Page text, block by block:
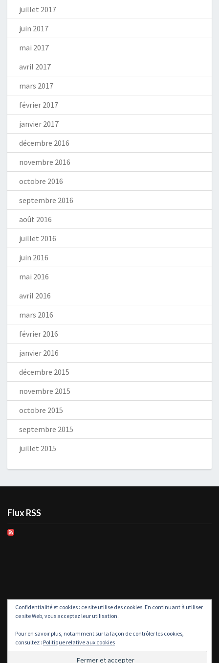
juillet 2017
juin 2017
mai 2017
avril 2017
mars 2017
février 2017
janvier 2017
décembre 2016
novembre 2016
octobre 2016
septembre 2016
août 2016
juillet 2016
juin 2016
mai 2016
avril 2016
mars 2016
février 2016
janvier 2016
décembre 2015
novembre 2015
octobre 2015
septembre 2015
juillet 2015
Flux RSS
Confidentialité et cookies : ce site utilise des cookies. En continuant à utiliser
ce site Web, vous acceptez leur utilisation.
Pour en savoir plus, notamment sur la façon de contrôler les cookies,
consultez : Politique relative aux cookies